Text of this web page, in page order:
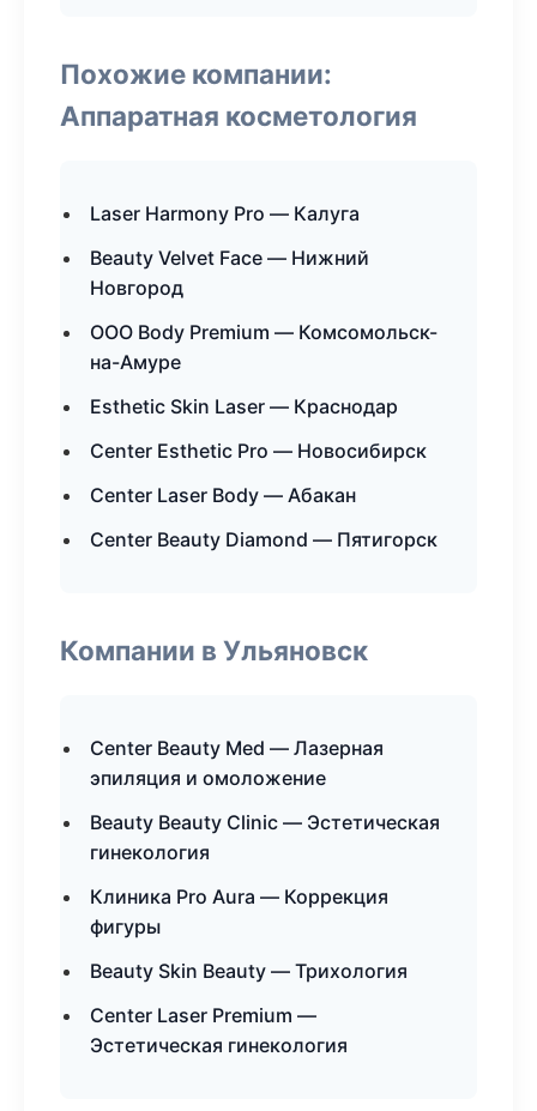
Похожие компании:
Аппаратная косметология
Laser Harmony Pro — Калуга
Beauty Velvet Face — Нижний
Новгород
ООО Body Premium — Комсомольск-
на-Амуре
Esthetic Skin Laser — Краснодар
Center Esthetic Pro — Новосибирск
Center Laser Body — Абакан
Center Beauty Diamond — Пятигорск
Компании в Ульяновск
Center Beauty Med — Лазерная
эпиляция и омоложение
Beauty Beauty Clinic — Эстетическая
гинекология
Клиника Pro Aura — Коррекция
фигуры
Beauty Skin Beauty — Трихология
Center Laser Premium —
Эстетическая гинекология